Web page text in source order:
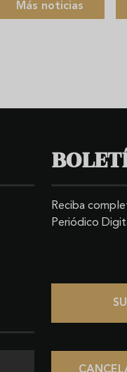
Más noticias
Reciba
Periódico